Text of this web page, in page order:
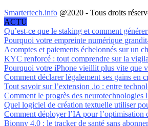
Smartertech.info @2020 - Tous droits
ACTU
Qu’est-ce que le staking et comment
Pourquoi votre empreinte numérique
Acomptes et paiements échelonnés sur un
KYC renforcé : tout comprendre sur la
Pourquoi votre iPhone vieillit plus vite que
Comment déclarer légalement ses gains en
Tout savoir sur l’extension .io : entre
Comment le progrès des neurotechnologies
Quel logiciel de création textuelle utiliser
Comment déployer l’IA pour l’optimisation
Bionny 4.0 : le tracker de santé sans